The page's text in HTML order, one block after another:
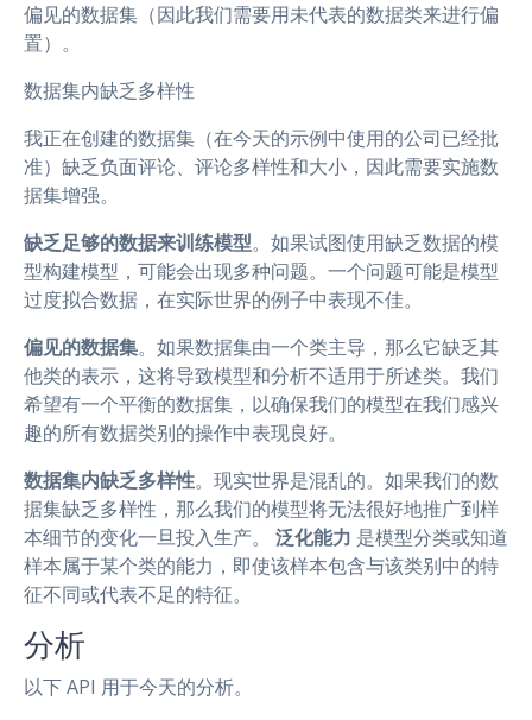
偏见的数据集（因此我们需要用未代表的数据类来进行偏
置）。
数据集内缺乏多样性
我正在创建的数据集（在今天的示例中使用的公司已经批
准）缺乏负面评论、评论多样性和大小，因此需要实施数
据集增强。
缺乏足够的数据来训练模型。如果试图使用缺乏数据的模
型构建模型，可能会出现多种问题。一个问题可能是模型
过度拟合数据，在实际世界的例子中表现不佳。
偏见的数据集。如果数据集由一个类主导，那么它缺乏其
他类的表示，这将导致模型和分析不适用于所述类。我们
希望有一个平衡的数据集，以确保我们的模型在我们感兴
趣的所有数据类别的操作中表现良好。
数据集内缺乏多样性。现实世界是混乱的。如果我们的数
据集缺乏多样性，那么我们的模型将无法很好地推广到样
本细节的变化一旦投入生产。 泛化能力 是模型分类或知道
样本属于某个类的能力，即使该样本包含与该类别中的特
征不同或代表不足的特征。
分析
以下 API 用于今天的分析。